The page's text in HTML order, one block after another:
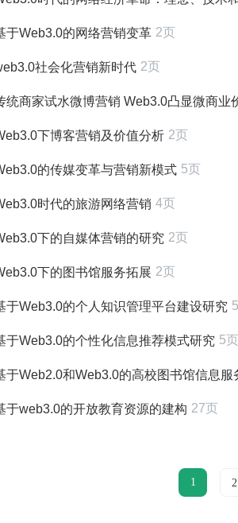
于Web3.0的网络营销变革 2页
社会化营销新时代 2页
统商家试水微博营销 Web3.0凸显微商业
下博客营销及价值分析 2页
的传媒变革与营销新模式 5页
时代的旅游网络营销 4页
下的自媒体营销的研究 2页
下的图书馆服务拓展 2页
于Web3.0的个人知识管理平台建设研究
于Web3.0的个性化信息推荐模式研究 5页
于Web2.0和Web3.0的高校图书馆信息服
于web3.0的开放教育资源的建构 27页
1 2